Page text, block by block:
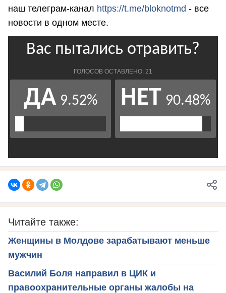
наш телеграм-канал https://t.me/bloknotmd - все
новости в одном месте.
Читайте также:
Женщины в Молдове зарабатывают меньше
мужчин
Василий Боля направил в ЦИК и
правоохранительные органы жалобы на